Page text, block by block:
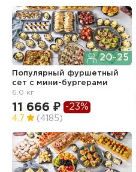
20-25
Популярный фуршетный
сет c мини-бургерами
6.0 кг
11 666 ₽ -23%
4.7 (4185)